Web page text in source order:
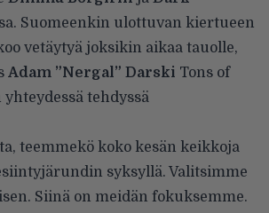
Suomeenkin ulottuvan kiertueen
vetäytyä joksikin aikaa tauolle,
Adam ”Nergal” Darski Tons of
tehdyssä
teemmekö koko kesän keikkoja
syksyllä. Valitsimme
Siinä on meidän fokuksemme.